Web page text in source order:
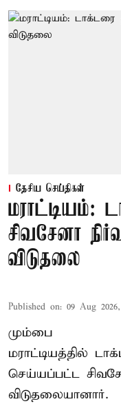
தேசிய செய்திகள்
மராட்டியம்:
சிவசேனா
விடுதலை
Published on: 09 Aug
மும்பை
மராட்டியத்தில்
செய்யப்பட்ட
விடுதலையானார்.